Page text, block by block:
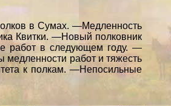
в Сумах. —Медленность
Квитки. —Новый полковник
работ в следующем году. —
работ и тяжесть
к полкам. —Непосильные